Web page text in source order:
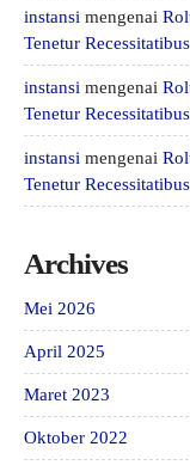
instansi mengenai
Tenetur Recessitatibus
instansi mengenai
Tenetur Recessitatibus
instansi mengenai
Tenetur Recessitatibus
Archives
Mei 2026
April 2025
Maret 2023
Oktober 2022